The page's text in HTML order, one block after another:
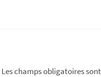
Les champs obligatoires